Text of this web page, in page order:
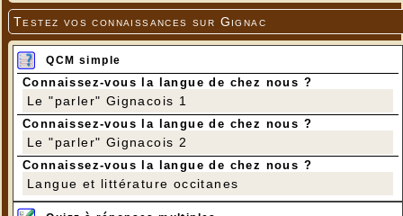
Testez vos connaissances sur Gignac
QCM simple
Connaissez-vous la langue de chez nous ?
Le "parler" Gignacois 1
Connaissez-vous la langue de chez nous ?
Le "parler" Gignacois 2
Connaissez-vous la langue de chez nous ?
Langue et littérature occitanes